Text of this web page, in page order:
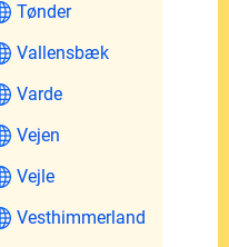
Tønder
Vallensbæk
Varde
Vejen
Vejle
Vesthimmerland